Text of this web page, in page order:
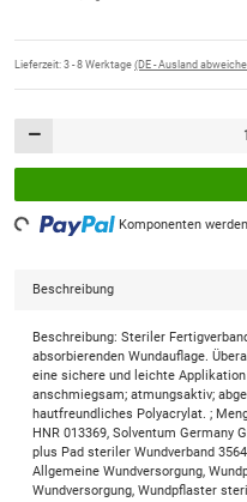
Lieferzeit: 3 - 8 Werktage (DE - Ausland
Komponenten
Beschreibung
Beschreibung: Steriler
absorbierenden Wundauflage.
eine sichere und leichte
anschmiegsam; atmungsaktiv;
hautfreundliches Polyacrylat. ;
HNR 013369, Solventum Germany
plus Pad steriler Wundverband
Allgemeine Wundversorgung,
Wundversorgung, Wundpflaster